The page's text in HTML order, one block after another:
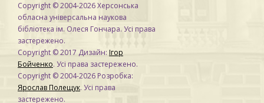
Copyright © 2004-2026 Херсонська
обласна універсальна наукова
бібліотека ім. Олеся Гончара. Усі права
застережено.
Copyright © 2017 Дизайн: Ігор
Бойченко. Усі права застережено.
Copyright © 2004-2026 Розробка:
Ярослав Полещук. Усі права
застережено.